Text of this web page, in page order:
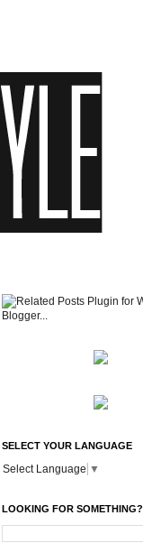
SELECT YOUR LANGUAGE
Select Language ▼
LOOKING FOR SOMETHING?